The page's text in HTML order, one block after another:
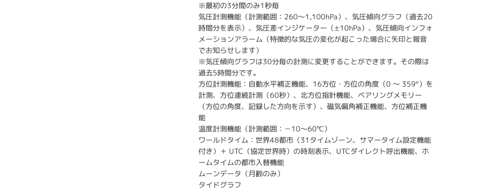
※最初の3分間のみ1秒毎
気圧計測機能（計測範囲：260～1,100hPa）、気圧傾向グラフ（過去20
時間分を表示）、気圧差インジケーター（±10hPa）、気圧傾向インフォ
メーションアラーム（特徴的な気圧の変化が起こった場合に矢印と報音
でお知らせします）
※気圧傾向グラフは30分毎の計測に変更することができます。その際は
過去5時間分です。
方位計測機能：自動水平補正機能、16方位・方位の角度（0 ～ 359°）を
計測、方位連続計測（60秒）、北方位指針機能、ベアリングメモリー
（方位の角度、記録した方向を示す）、磁気偏角補正機能、方位補正機
能
温度計測機能（計測範囲：－10～60℃）
ワールドタイム：世界48都市（31タイムゾーン、サマータイム設定機能
付き）＋ UTC（協定世界時）の時刻表示、UTCダイレクト呼出機能、ホ
ームタイムの都市入替機能
ムーンデータ（月齢のみ）
タイドグラフ